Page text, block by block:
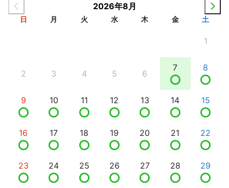
2026年8月
日 月 火 水 木 金 土
1
2 3 4 5 6
7 8
9 10 11 12 13 14 15
16 17 18 19 20 21 22
23 24 25 26 27 28 29